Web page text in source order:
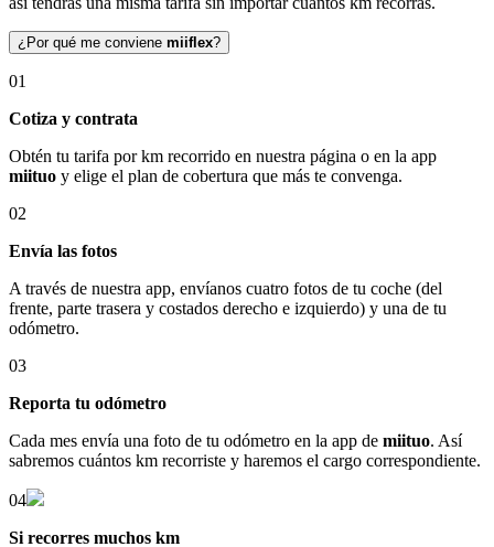
¿Por qué me conviene miiflex?
01
Cotiza y contrata
Obtén tu tarifa por km recorrido en nuestra página o en la app
miituo y elige el plan de cobertura que más te convenga.
02
Envía las fotos
A través de nuestra app, envíanos cuatro fotos de tu coche (del
frente, parte trasera y costados derecho e izquierdo) y una de tu
odómetro.
03
Reporta tu odómetro
Cada mes envía una foto de tu odómetro en la app de miituo. Así
sabremos cuántos km recorriste y haremos el cargo correspondiente.
04
Si recorres muchos km